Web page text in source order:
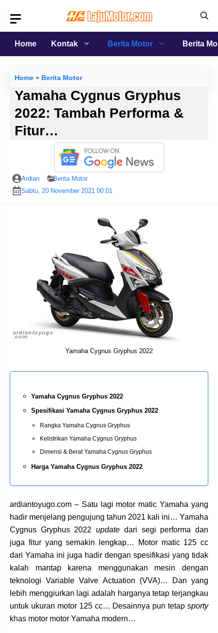
isi
Home
Kontak Berita Motor Berita
Home » Berita Motor
Yamaha Cygnus Gryphus
2022: Tambah Performa &
Fitur…
Ardian
Berita Motor
Sabtu, 20 November 2021 00:01
Yamaha Cygnus Gryphus 2022
Yamaha Cygnus Gryphus 2022
Spesifikasi Yamaha Cygnus Gryphus 2022
Rangka Yamaha Cygnus Gryphus
Kelistrikan Yamaha Cygnus Gryphus
Dimensi & Berat Yamaha Cygnus Gryphus
Harga Yamaha Cygnus Gryphus 2022
ardiantoyugo.com – Satu lagi motor matic Yamaha yang
hadir menjelang pengujung tahun 2021 kali ini… Yamaha
Cygnus Gryphus 2022update dari segi performa dan
juga fitur yang semakin lengkap… Motor matic 125 cc
dari Yamaha ini juga hadir dengan spesifikasi yang tidak
kalah mantap karena menggunakan mesin dengan
teknologi Variable Valve Actuation (VVA)… Dan yang
lebih menggiurkan lagi adalah harganya tetap terjangkau
untuk ukuran motor 125 cc… Desainnya pun tetap sporty
khas motor motor Yamaha modern…